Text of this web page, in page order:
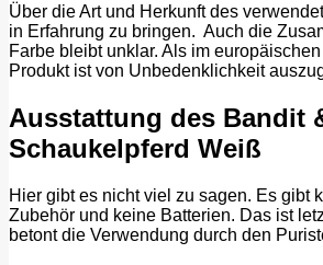
Über die Art und Herkunft des
in Erfahrung zu bringen. Auch die
Farbe bleibt unklar. Als im
Produkt ist von Unbedenklichkeit
Ausstattung des Bandit
Schaukelpferd Weiß
Hier gibt es nicht viel zu sagen. Es gibt
Zubehör und keine Batterien. Das ist
betont die Verwendung durch den